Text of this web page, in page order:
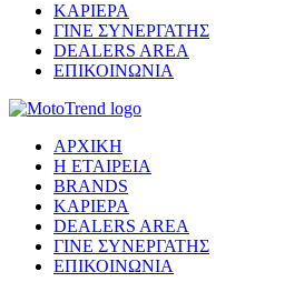
ΚΑΡΙΕΡΑ
ΓΙΝΕ ΣΥΝΕΡΓΑΤΗΣ
DEALERS AREA
ΕΠΙΚΟΙΝΩΝΙΑ
ΑΡΧΙΚΗ
Η ΕΤΑΙΡΕΙΑ
BRANDS
ΚΑΡΙΕΡΑ
DEALERS AREA
ΓΙΝΕ ΣΥΝΕΡΓΑΤΗΣ
ΕΠΙΚΟΙΝΩΝΙΑ